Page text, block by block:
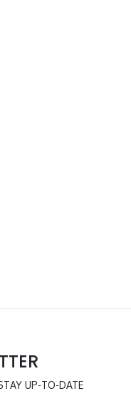
UP-TO-DATE